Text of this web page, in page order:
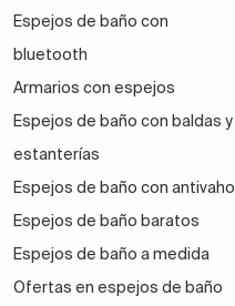
Espejos de baño con
bluetooth
Armarios con espejos
Espejos de baño con baldas y
estanterías
Espejos de baño con antivaho
Espejos de baño baratos
Espejos de baño a medida
Ofertas en espejos de baño